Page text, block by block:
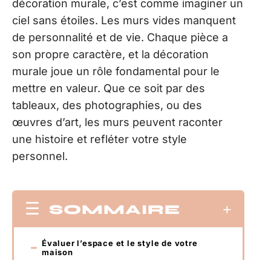
décoration murale, c’est comme imaginer un
ciel sans étoiles. Les murs vides manquent
de personnalité et de vie. Chaque pièce a
son propre caractère, et la décoration
murale joue un rôle fondamental pour le
mettre en valeur. Que ce soit par des
tableaux, des photographies, ou des
œuvres d’art, les murs peuvent raconter
une histoire et refléter votre style
personnel.
SOMMAIRE
Évaluer l’espace et le style de votre
maison